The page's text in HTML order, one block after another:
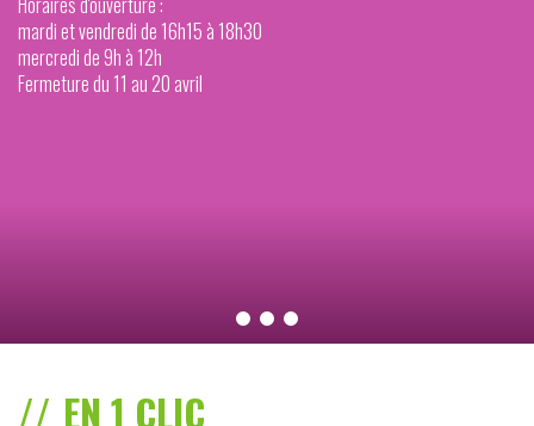
mardi et vendredi de 16h15 à 18h30
mercredi de 9h à 12h
Fermeture du 11 au 20 avril
EN 1 CLIC